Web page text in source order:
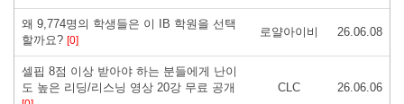
왜 9,774명의 학생들은 이 IB 학원을 선택
할까요? [0]
로얄아이비 26.06.08
셀핍 8점 이상 받아야 하는 분들에게 난이
도 높은 리딩/리스닝 영상 20강 무료 공개
CLC 26.06.06